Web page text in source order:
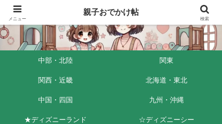
中部・北陸 関東
関西・近畿 北海道・東北
中国・四国 九州・沖縄
★ディズニーランド ☆ディズニーシー
メニュー
親子おでかけ帖
検索